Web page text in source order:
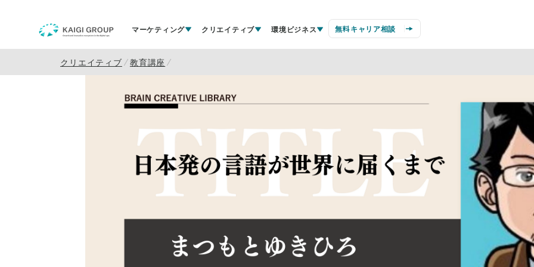
マーケティング クリエイティブ 環境ビジネス 無料キャリア相談
クリエイティブ 教育講座